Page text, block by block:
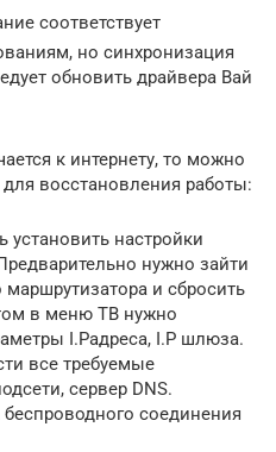
соответствует
но синхронизация
обновить драйвера Вай
к интернету, то можно
восстановления работы:
настройки
нужно зайти
и сбросить
в меню ТВ нужно
I.Pадреса, I.P шлюза.
все требуемые
сервер DNS.
соединения